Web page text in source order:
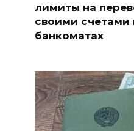
лимиты на
своими счетами
банкоматах